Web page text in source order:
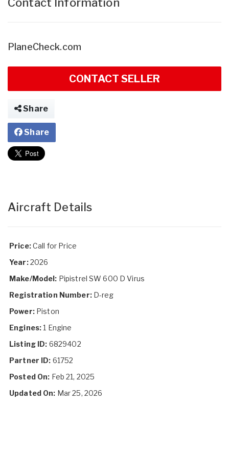
PlaneCheck.com
CONTACT SELLER
Share
Share
Aircraft Details
Price:Call for Price
Year:2026
Make/Model: Pipistrel SW 600 D Virus
Registration Number:D-reg
Power:Piston
Engines:1 Engine
Listing ID: 6829402
Partner ID: 61752
Posted On: Feb 21, 2025
Updated On: Mar 25, 2026